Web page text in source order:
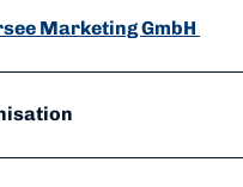
Marketing GmbH